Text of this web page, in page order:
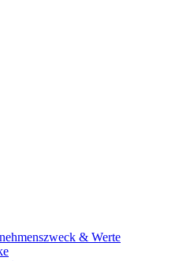
& Werte